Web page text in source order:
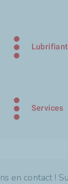
Services
en contact !